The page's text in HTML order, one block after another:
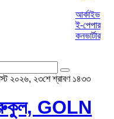
আর্কাইভ
ই-পেপার
কনভার্টার
২০২৬, ২৩শে শ্রাবণ ১৪৩৩
GOLN